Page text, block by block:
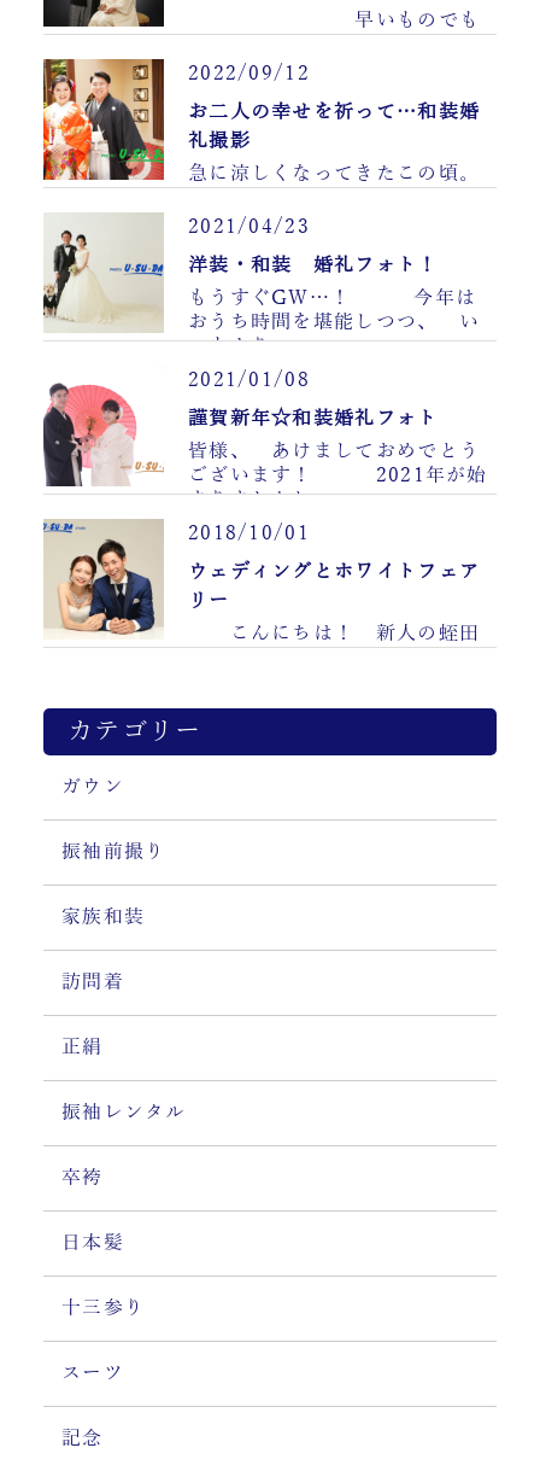
早いものでも
2022/09/12
お二人の幸せを祈って…和装婚
礼撮影
急に涼しくなってきたこの頃。
と なんだか寂……2021/04/23
洋装・和装 婚礼フォト！
もうすぐGW…！ 今年は
おうち時間を堪能しつつ、 い
つもより ……
2021/01/08
謹賀新年☆和装婚礼フォト
皆様、 あけましておめでとう
ございます！ 2021年が始
まりましたね……
2018/10/01
ウェディングとホワイトフェア
リー
こんにちは！ 新人の蛭田
カテゴリー
ガウン
振袖前撮り
家族和装
訪問着
正絹
振袖レンタル
卒袴
日本髪
十三参り
スーツ
記念